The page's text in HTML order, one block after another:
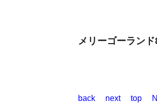
メリーゴーランド
back next top